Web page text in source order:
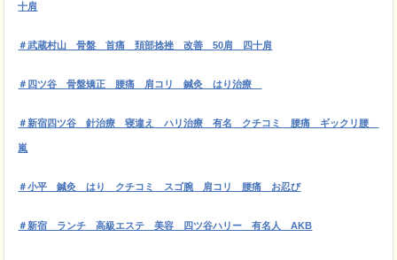
十肩
＃武蔵村山 骨盤 首痛 頚部捻挫 改善 50肩 四十肩
＃四ツ谷 骨盤矯正 腰痛 肩コリ 鍼灸 はり治療
＃新宿四ツ谷 針治療 寝違え ハリ治療 有名 クチコミ 腰痛 ギックリ腰
嵐
＃小平 鍼灸 はり クチコミ スゴ腕 肩コリ 腰痛 お忍び
＃新宿 ランチ 高級エステ 美容 四ツ谷ハリー 有名人 AKB